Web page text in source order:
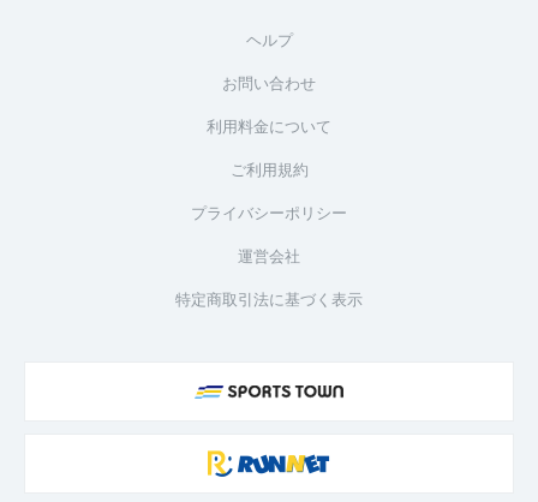
ヘルプ
お問い合わせ
利用料金について
ご利用規約
プライバシーポリシー
運営会社
特定商取引法に基づく表示